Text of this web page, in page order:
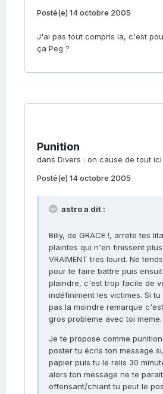
Posté(e) 14 octobre 2005
J'ai pas tout compris la, c'est
ça Peg ?
Punition
dans Divers : on cause de tout ici
Posté(e) 14 octobre 2005
astro a dit :
Billy, de GRACE !, arrete tes
plaintes qui n'en finissent
VRAIMENT tres lourd. Ne
pour te faire battre puis
plaindre, c'est trop facile de
indéfiniment les victimes. Si
pas la moindre remarque
gros probleme avec toi meme.
Je te propose comme
poster tu écris ton message
papier puis tu le relis 30
alors ton message ne te
offensant/chiant tu peut le